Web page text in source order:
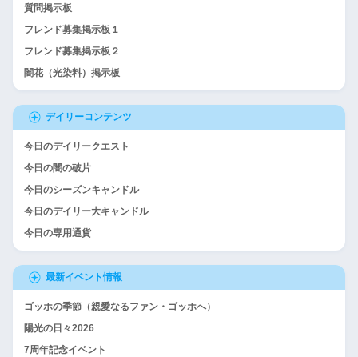
質問掲示板
フレンド募集掲示板１
フレンド募集掲示板２
闇花（光染料）掲示板
デイリーコンテンツ
今日のデイリークエスト
今日の闇の破片
今日のシーズンキャンドル
今日のデイリー大キャンドル
今日の専用通貨
最新イベント情報
ゴッホの季節（親愛なるファン・ゴッホへ）
陽光の日々2026
7周年記念イベント